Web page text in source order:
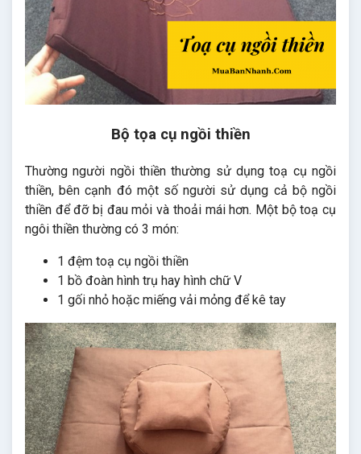
Bộ tọa cụ ngồi thiền
Thường người ngồi thiền thường sử dụng toạ cụ ngồi
thiền, bên cạnh đó một số người sử dụng cả bộ ngồi
thiền để đỡ bị đau mỏi và thoải mái hơn. Một bộ toạ cụ
ngôi thiền thường có 3 món:
1 đệm toạ cụ ngồi thiền
1 bồ đoàn hình trụ hay hình chữ V
1 gối nhỏ hoặc miếng vải mỏng để kê tay